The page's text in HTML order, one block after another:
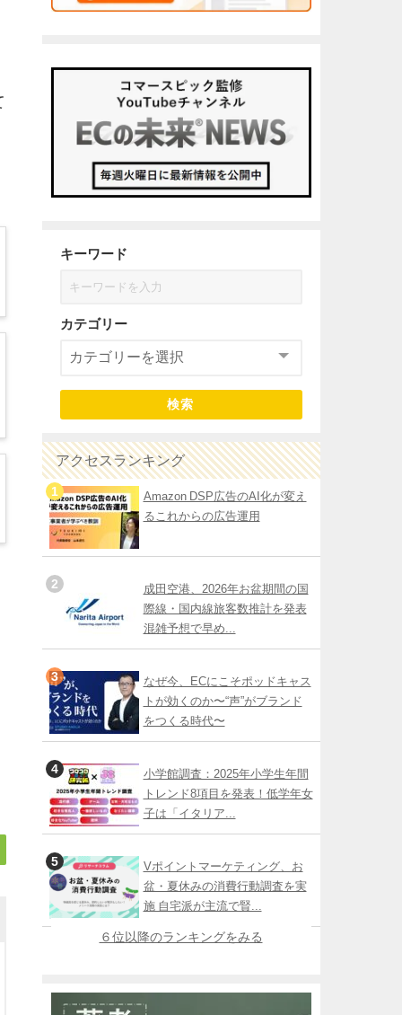
キーワード
カテゴリー
検索
アクセスランキング
Amazon DSP広告のAI化が変え
るこれからの広告運用
成田空港、2026年お盆期間の国
際線・国内線旅客数推計を発表
混雑予想で早め...
なぜ今、ECにこそポッドキャス
トが効くのか〜“声”がブランド
をつくる時代〜
小学館調査：2025年小学生年間
トレンド8項目を発表！低学年女
子は「イタリア...
Vポイントマーケティング、お
盆・夏休みの消費行動調査を実
施 自宅派が主流で賢...
６位以降のランキングをみる